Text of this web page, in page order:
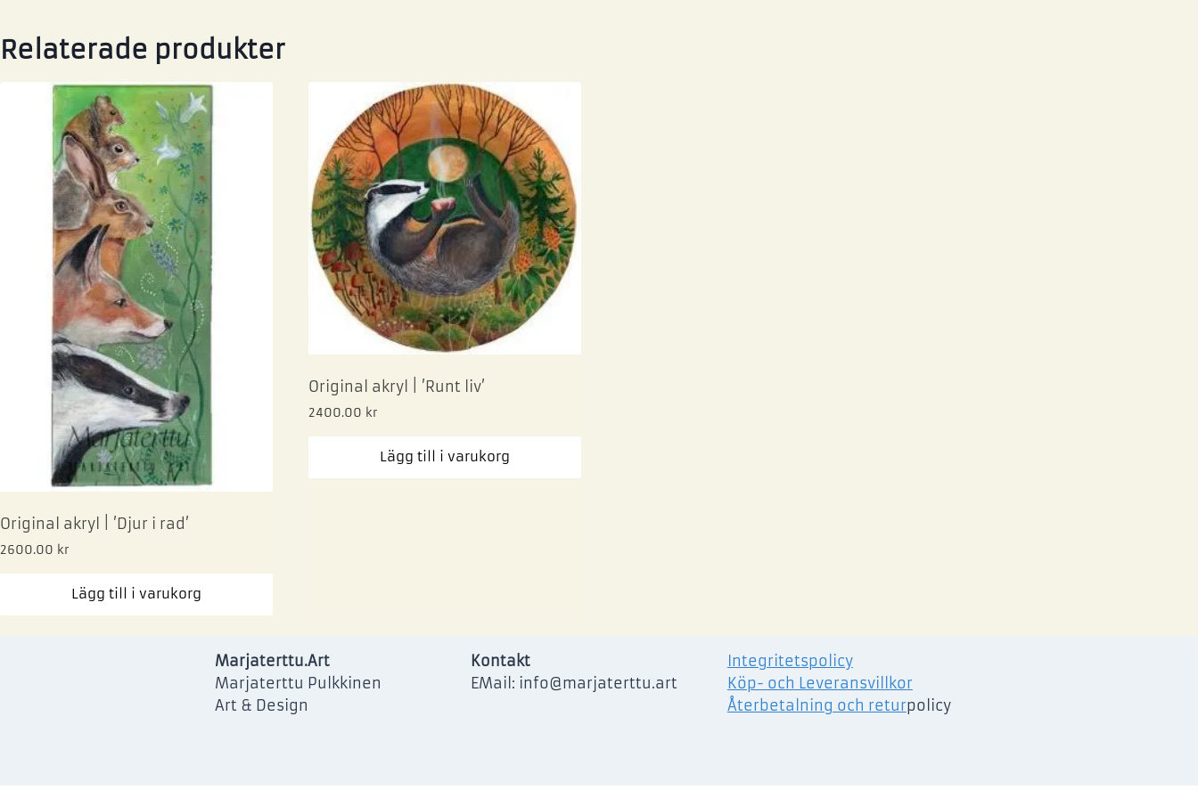
Relaterade produkter
Original akryl | ’Djur i rad’
2600.00 kr
Lägg till i varukorg
Original akryl | ’Runt liv’
2400.00 kr
Lägg till i varukorg
Marjaterttu.Art
Marjaterttu Pulkkinen
Art & Design
Kontakt
EMail: info@marjaterttu.art
Integritetspolicy
Köp- och Leveransvillkor
Återbetalning och returpolicy